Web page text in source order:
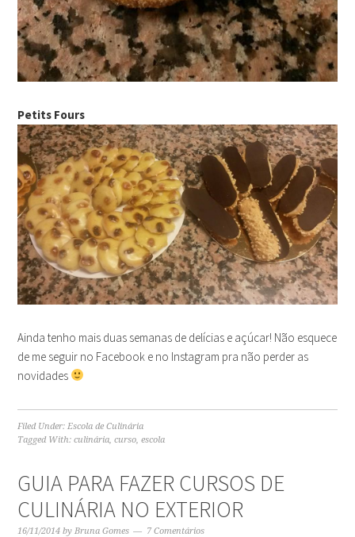
Petits Fours
Ainda tenho mais duas semanas de delícias e açúcar! Não esquece
de me seguir no Facebook e no Instagram pra não perder as
novidades
Filed Under:Escola de Culinária
Tagged With:culinária,curso,escola
GUIA PARA FAZER CURSOS DE
CULINÁRIA NO EXTERIOR
16/11/2014 byBruna Gomes 7 Comentários